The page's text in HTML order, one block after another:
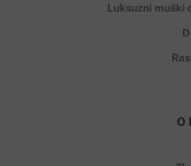
Luksuzni muški
O